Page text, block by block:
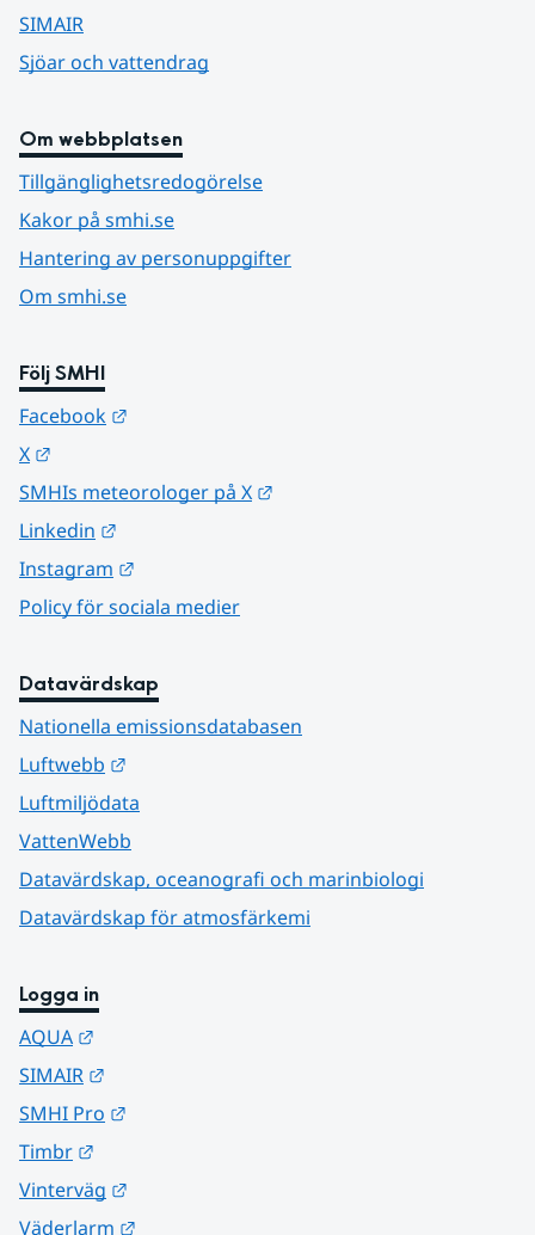
SIMAIR
Sjöar och vattendrag
Om webbplatsen
Tillgänglighetsredogörelse
Kakor på smhi.se
Hantering av personuppgifter
Om smhi.se
Följ SMHI
Facebook
X
SMHIs meteorologer på X
Linkedin
Instagram
Policy för sociala medier
Datavärdskap
Nationella emissionsdatabasen
Luftwebb
Luftmiljödata
VattenWebb
Datavärdskap, oceanografi och marinbiologi
Datavärdskap för atmosfärkemi
Logga in
AQUA
SIMAIR
SMHI Pro
Timbr
Vinterväg
Väderlarm